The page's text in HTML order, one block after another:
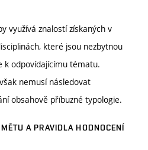
využívá znalostí získaných v
které jsou nezbytnou
k odpovídajícímu tématu.
nemusí následovat
obsahově příbuzné typologie.
A PRAVIDLA HODNOCENÍ